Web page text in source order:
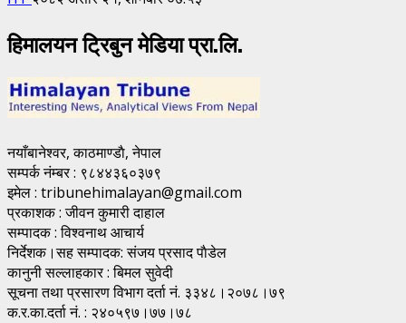
हिमालयन ट्रिबुन मेडिया प्रा.लि.
नयाँबानेश्वर, काठमाण्डाै, नेपाल
सम्पर्क नंम्बर : ९८४४३६०३७९
इमेल : tribunehimalayan@gmail.com
प्रकाशक : जीवन कुमारी दाहाल
सम्पादक : विश्वनाथ आचार्य
निर्देशक।सह सम्पादक: संजय प्रसाद पाैडेल
कानुनी सल्लाहकार : बिमल सुवेदी
सूचना तथा प्रसारण विभाग दर्ता नं. ३३४८।२०७८।७९
क.र.का.दर्ता नं. : २४०५९७।७७।७८